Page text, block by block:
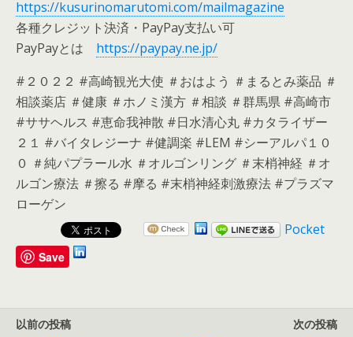
https://kusurinomarutomi.com/mailmagazine
各種クレジット決済・PayPay支払い可
PayPayとは https://paypay.ne.jp/
#２０２２ #高崎観光大使 ＃おはよう ＃まるとみ薬品 ＃
相談薬店 ＃健康 ＃ホノミ漢方 ＃相談 ＃群馬県 #高崎市
#ササヘルス #恵命我神散 #日水清心丸 #カタライザー
２１ #バイタレジーナ #健調楽 #LEM #シーアルパ１０
０ ＃純パプラール水 ＃オルゴンリング ＃末梢神経 ＃オ
ルゴン療法 ＃擦る #摩る #末梢神経刺激療法 #プラズマ
ローゲン
Pocket
Save
以前の投稿
次の投稿